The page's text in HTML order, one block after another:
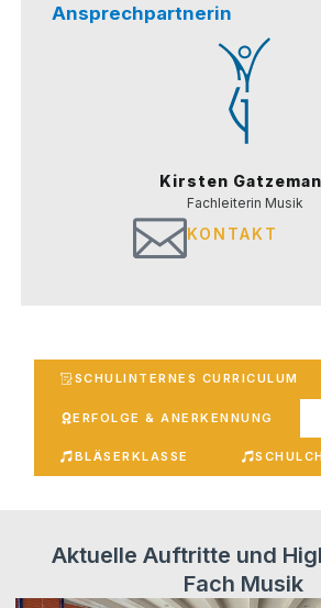
Ansprechpartnerin
Kirsten
Fach­lei­te­rin Musik
KONTAKT
SCHUL­IN­TER­NES CURRICULUM
ERFOL­GE & ANERKENNUNG
BLÄ­SER­KLAS­SE
Aktuelle Auftritte und
Fach Musik